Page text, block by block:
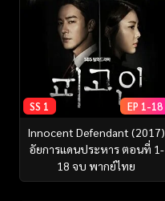
SS 1 EP 1-18
Innocent Defendant ‎(2017)
อัยการแดนประหาร ตอนที่ 1-
18 จบ พากย์ไทย